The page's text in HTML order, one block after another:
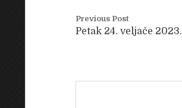
Previous Post
Petak 24. veljače 2023.